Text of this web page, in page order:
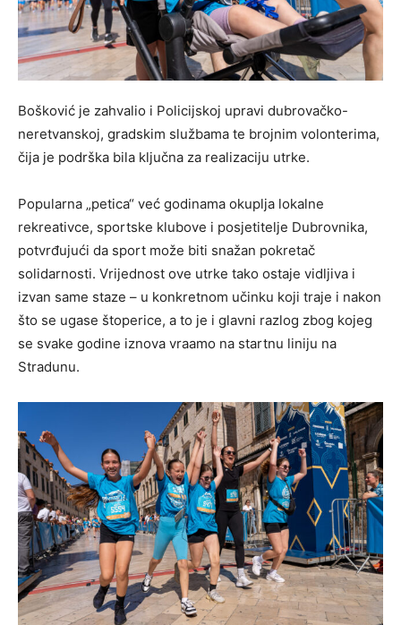
Bošković je zahvalio i Policijskoj upravi dubrovačko-
neretvanskoj, gradskim službama te brojnim volonterima,
čija je podrška bila ključna za realizaciju utrke.
Popularna „petica“ već godinama okuplja lokalne
rekreativce, sportske klubove i posjetitelje Dubrovnika,
potvrđujući da sport može biti snažan pokretač
solidarnosti. Vrijednost ove utrke tako ostaje vidljiva i
izvan same staze – u konkretnom učinku koji traje i nakon
što se ugase štoperice, a to je i glavni razlog zbog kojeg
se svake godine iznova vraamo na startnu liniju na
Stradunu.